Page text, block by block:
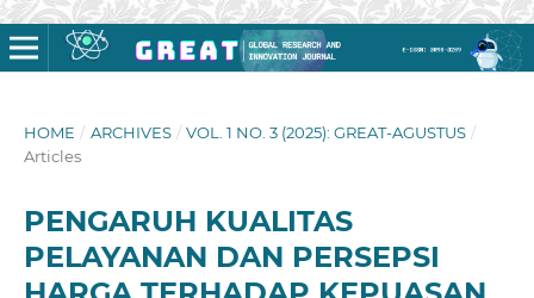
HOME / ARCHIVES / VOL. 1 NO. 3 (2025): GREAT-AGUSTUS /
Articles
PENGARUH KUALITAS
PELAYANAN DAN PERSEPSI